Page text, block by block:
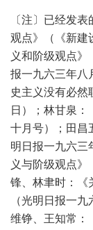
〔注〕已经发
观点》（《新建
义和阶级观点
报一九六三年八
史主义没有必然
日）；林甘泉：
十月号）；田昌
明日报一九六三
义与阶级观点
锋、林聿时：《
（光明日报一
维铮、王知常：